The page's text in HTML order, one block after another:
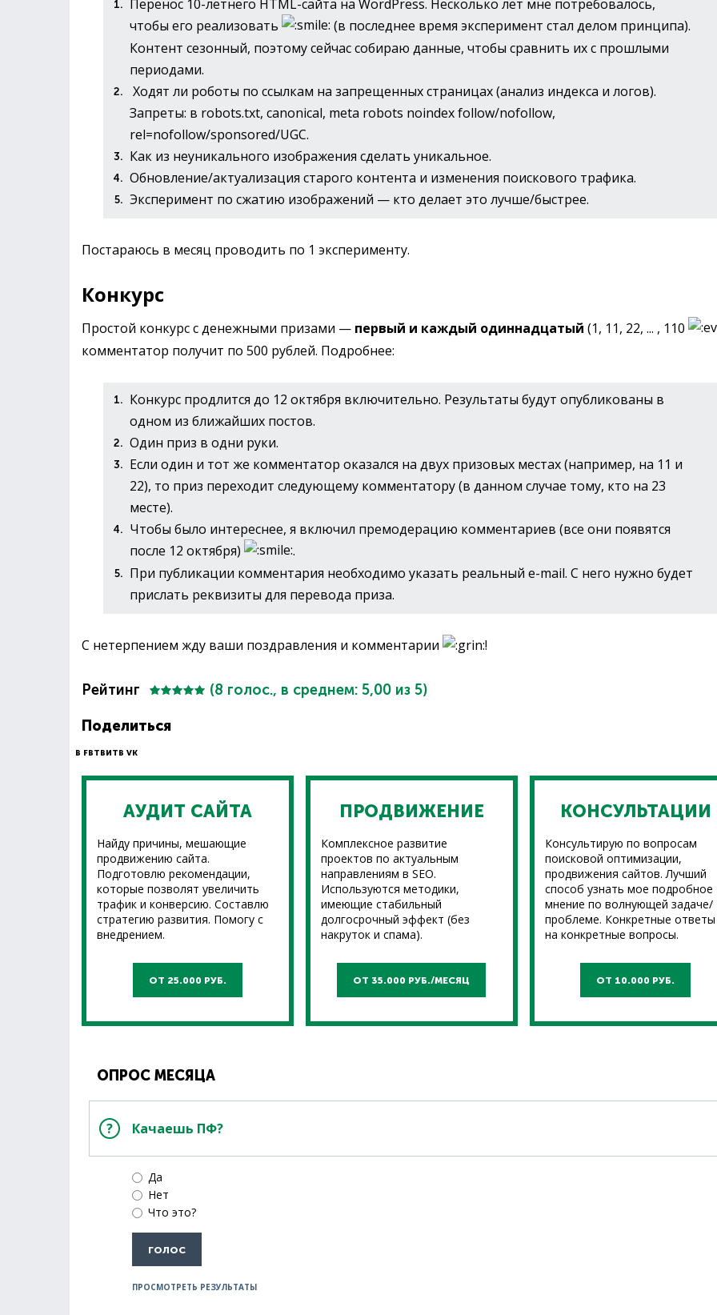
Перенос 10-летнего HTML-сайта на WordPress. Несколько лет мне потребовалось,
чтобы его реализовать
(в последнее время эксперимент стал делом принципа).
Контент сезонный, поэтому сейчас собираю данные, чтобы сравнить их с прошлыми
периодами.
Ходят ли роботы по ссылкам на запрещенных страницах (анализ индекса и логов).
Запреты: в robots.txt, canonical, meta robots noindex follow/nofollow,
rel=nofollow/sponsored/UGC.
Как из неуникального изображения сделать уникальное.
Обновление/актуализация старого контента и изменения поискового трафика.
Эксперимент по сжатию изображений — кто делает это лучше/быстрее.
Постараюсь в месяц проводить по 1 эксперименту.
Конкурс
Простой конкурс с денежными призами — первый и каждый одиннадцатый (1, 11, 22, ... , 110
комментатор получит по 500 рублей. Подробнее:
Конкурс продлится до 12 октября включительно. Результаты будут опубликованы в
одном из ближайших постов.
Один приз в одни руки.
Если один и тот же комментатор оказался на двух призовых местах (например, на 11 и
22), то приз переходит следующему комментатору (в данном случае тому, кто на 23
месте).
Чтобы было интереснее, я включил премодерацию комментариев (все они появятся
после 12 октября)
.
При публикации комментария необходимо указать реальный e-mail. С него нужно будет
прислать реквизиты для перевода приза.
С нетерпением жду ваши поздравления и комментарии !
Рейтинг (8 голос., в среднем: 5,00 из 5)
Поделиться
В FBТВИТВ VK
АУДИТ САЙТА
Найду причины, мешающие
продвижению сайта.
Подготовлю рекомендации,
которые позволят увеличить
трафик и конверсию. Составлю
стратегию развития. Помогу с
внедрением.
ОТ 25.000 РУБ.
ПРОДВИЖЕНИЕ
Комплексное развитие
проектов по актуальным
направлениям в SEO.
Используются методики,
имеющие стабильный
долгосрочный эффект (без
накруток и спама).
ОТ 35.000 РУБ./МЕСЯЦ
КОНСУЛЬТАЦИИ
Консультирую по вопросам
поисковой оптимизации,
продвижения сайтов. Лучший
способ узнать мое подробное
мнение по волнующей задаче/
проблеме. Конкретные ответы
на конкретные вопросы.
ОТ 10.000 РУБ.
ОПРОС МЕСЯЦА
Качаешь ПФ?
Да
Нет
Что это?
ПРОСМОТРЕТЬ РЕЗУЛЬТАТЫ